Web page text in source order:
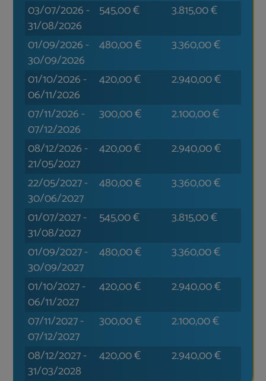
03/07/2026-
31/08/2026
545,00€ 3.815,00€
01/09/2026-
30/09/2026
480,00€ 3.360,00€
01/10/2026-
06/11/2026
420,00€ 2.940,00€
07/11/2026-
07/12/2026
300,00€ 2.100,00€
08/12/2026-
21/05/2027
420,00€ 2.940,00€
22/05/2027-
30/06/2027
480,00€ 3.360,00€
01/07/2027-
31/08/2027
545,00€ 3.815,00€
01/09/2027-
30/09/2027
480,00€ 3.360,00€
01/10/2027-
06/11/2027
420,00€ 2.940,00€
07/11/2027-
07/12/2027
300,00€ 2.100,00€
08/12/2027-
31/03/2028
420,00€ 2.940,00€